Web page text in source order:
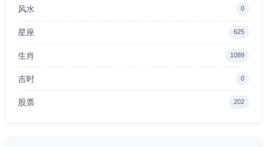
风水 0
星座 625
生肖 1089
吉时 0
股票 202